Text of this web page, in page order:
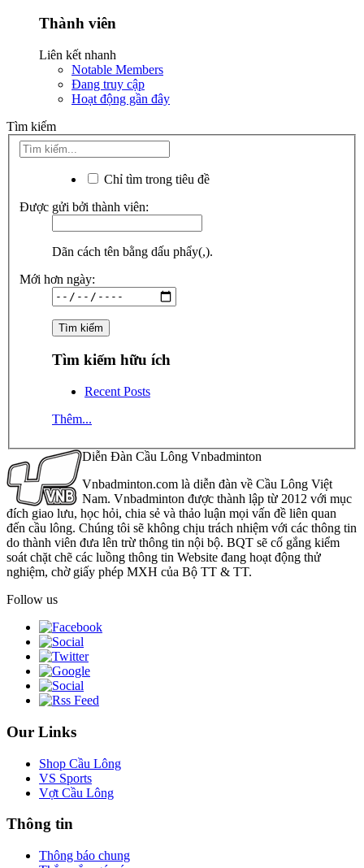
Thành viên
Liên kết nhanh
Notable Members
Đang truy cập
Hoạt động gần đây
Tìm kiếm
Chỉ tìm trong tiêu đề
Được gửi bởi thành viên:
Dãn cách tên bằng dấu phẩy(,).
Mới hơn ngày:
Tìm kiếm hữu ích
Recent Posts
Thêm...
Diễn Đàn Cầu Lông Vnbadminton
Vnbadminton.com là diễn đàn về Cầu Lông Việt
Nam. Vnbadminton được thành lập từ 2012 với mục
đích giao lưu, học hỏi, chia sẻ và thảo luận mọi vấn đề liên quan
đến cầu lông. Chúng tôi sẽ không chịu trách nhiệm với các thông tin
do thành viên đưa lên trừ thông tin nội bộ. BQT sẽ cố gắng kiểm
soát chặt chẽ các luồng thông tin Website đang hoạt động thử
nghiệm, chờ giấy phép MXH của Bộ TT & TT.
Follow us
Our Links
Shop Cầu Lông
VS Sports
Vợt Cầu Lông
Thông tin
Thông báo chung